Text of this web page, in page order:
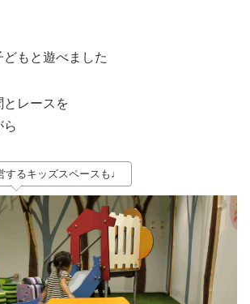
もと遊べました
レースを
ら
するキッズスペースも♩